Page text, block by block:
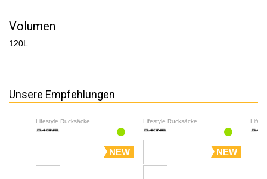
Volumen
120L
Unsere Empfehlungen
Lifestyle Rucksäcke
NEW
Lifestyle Rucksäcke
NEW